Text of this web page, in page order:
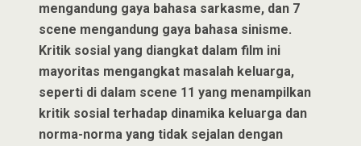
mengandung gaya bahasa sarkasme, dan 7
scene mengandung gaya bahasa sinisme.
Kritik sosial yang diangkat dalam film ini
mayoritas mengangkat masalah keluarga,
seperti di dalam scene 11 yang menampilkan
kritik sosial terhadap dinamika keluarga dan
norma-norma yang tidak sejalan dengan